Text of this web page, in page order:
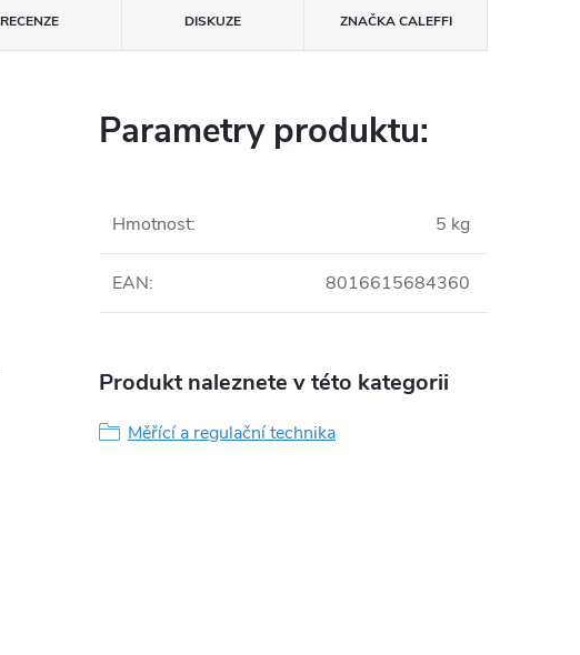
RECENZE DISKUZE ZNAČKACALEFFI
Parametry produktu:
Hmotnost: 5 kg
EAN: 8016615684360
Produkt naleznete v této kategorii
Měřící a regulační technika